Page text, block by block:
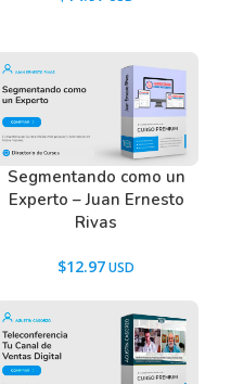
las preguntas que
de comprar y
, o también puedes
Segmentando como un
Experto – Juan Ernesto
Rivas
$12.97